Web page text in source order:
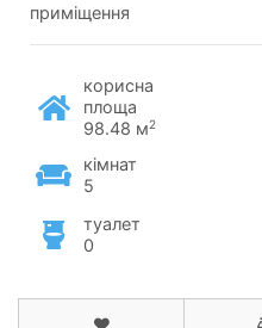
приміщення
корисна
площа
98.48 м2
кімнат
5
туалет
0